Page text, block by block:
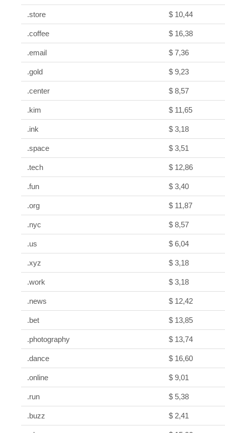
.store $ 10,44
.coffee $ 16,38
.email $ 7,36
.gold $ 9,23
.center $ 8,57
.kim $ 11,65
.ink $ 3,18
.space $ 3,51
.tech $ 12,86
.fun $ 3,40
.org $ 11,87
.nyc $ 8,57
.us $ 6,04
.xyz $ 3,18
.work $ 3,18
.news $ 12,42
.bet $ 13,85
.photography $ 13,74
.dance $ 16,60
.online $ 9,01
.run $ 5,38
.buzz $ 2,41